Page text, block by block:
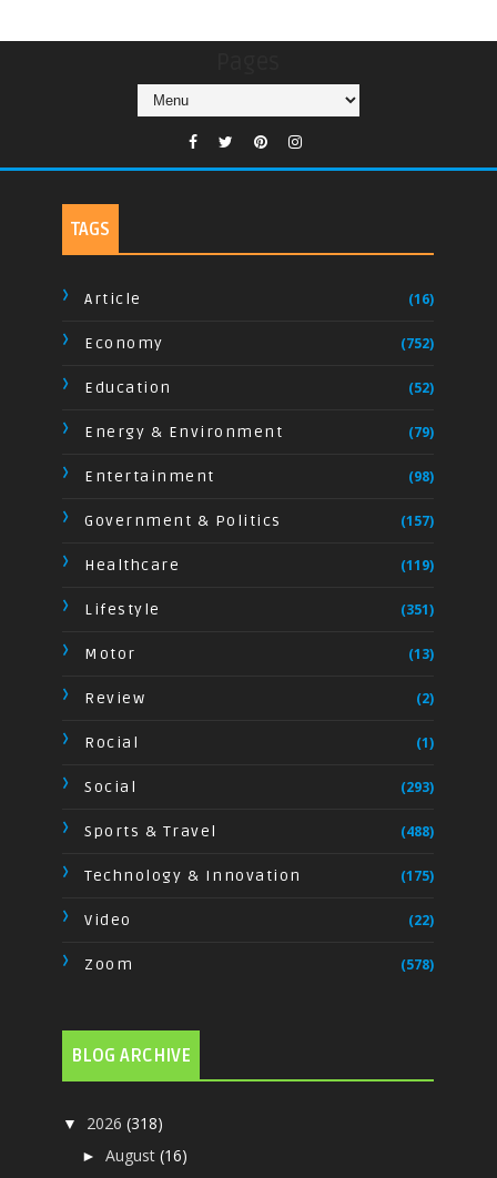
TAGS
Article (16)
Economy (752)
Education (52)
Energy & Environment (79)
Entertainment (98)
Government & Politics (157)
Healthcare (119)
Lifestyle (351)
Motor (13)
Review (2)
Rocial (1)
Social (293)
Sports & Travel (488)
Technology & Innovation (175)
Video (22)
Zoom (578)
BLOG ARCHIVE
▼ 2026(318)
►August(16)